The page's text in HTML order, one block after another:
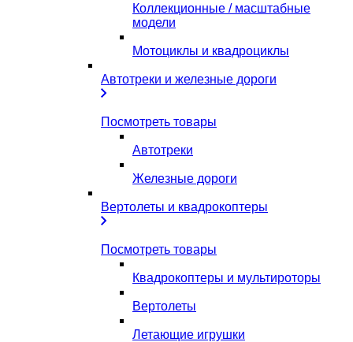
Коллекционные / масштабные
модели
Мотоциклы и квадроциклы
Автотреки и железные дороги
Посмотреть товары
Автотреки
Железные дороги
Вертолеты и квадрокоптеры
Посмотреть товары
Квадрокоптеры и мультироторы
Вертолеты
Летающие игрушки